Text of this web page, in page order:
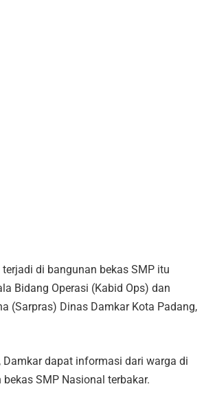
di bangunan bekas SMP itu
Bidang Operasi (Kabid Ops) dan
(Sarpras) Dinas Damkar Kota Padang,
Damkar dapat informasi dari warga di
SMP Nasional terbakar.